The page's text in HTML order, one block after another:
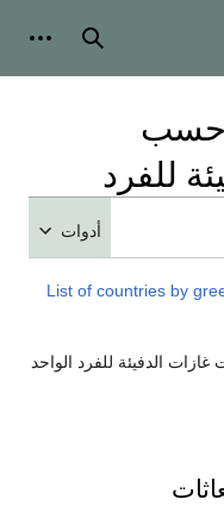
بحث
حسب
للفرد
أدوات
List of countries by
الدفيئة للفرد الواحد